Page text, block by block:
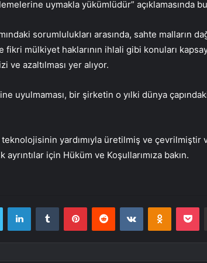
uymakla yükümlüdür” açıklamasında
sorumlulukları arasında, sahte malların
fikri mülkiyet haklarının ihlali gibi konuları
ve azaltılması yer alıyor.
uyulmaması, bir şirketin o yılki dünya
yardımıyla üretilmiş ve çevrilmiştir
için Hüküm ve Koşullarımıza bakın.
Twitter LinkedInTumblr PinterestReddit VKontakte